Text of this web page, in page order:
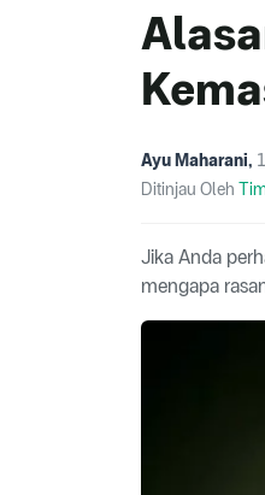
Ayu Maharani,
Ditinjau Oleh
Jika Anda
mengapa